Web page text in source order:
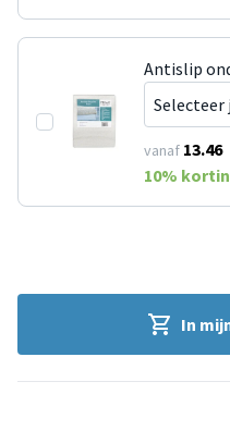
Antislip
vanaf 13.46
10%
In